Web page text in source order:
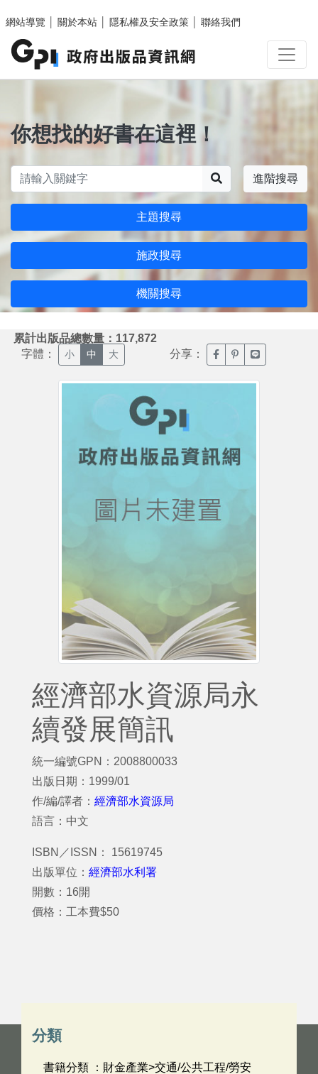
網站導覽
關於本站 隱私權及安全政策 聯絡我們
你想找的好書在這裡！
進階搜尋
主題搜尋
施政搜尋
機關搜尋
累計出版品總數量：117,872
字體： 小 中 大 分享： 臉書分享(另開新視窗)
噗浪分享(另開新
Line分享(另
經濟部水資源局永
續發展簡訊
統一編號GPN：2008800033
出版日期：1999/01
作/編/譯者： 經濟部水資源局
語言：中文
ISBN／ISSN： 15619745
出版單位： 經濟部水利署
開數：16開
價格：工本費$50
分類
書籍分類 ：財金產業>交通/公共工程/勞安